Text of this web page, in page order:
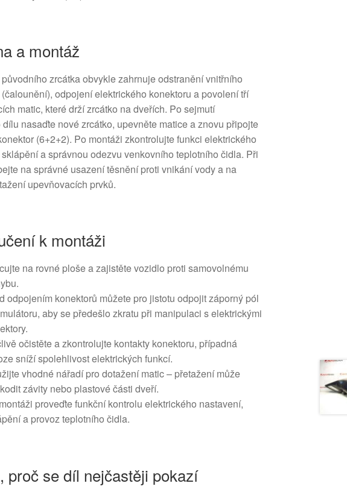
a montáž
zrcátka obvykle zahrnuje odstranění vnitřního
odpojení elektrického konektoru a povolení tří
matic, které drží zrcátko na dveřích. Po sejmutí
nasaďte nové zrcátko, upevněte matice a znovu připojte
(6+2+2). Po montáži zkontrolujte funkci elektrického
a správnou odezvu venkovního teplotního čidla. Při
na správné usazení těsnění proti vnikání vody a na
upevňovacích prvků.
k montáži
na rovné ploše a zajistěte vozidlo proti samovolnému
odpojením konektorů můžete pro jistotu odpojit záporný pól
aby se předešlo zkratu při manipulaci s elektrickými
očistěte a zkontrolujte kontakty konektoru, případná
sníží spolehlivost elektrických funkcí.
vhodné nářadí pro dotažení matic – přetažení může
závity nebo plastové části dveří.
proveďte funkční kontrolu elektrického nastavení,
a provoz teplotního čidla.
proč se díl nejčastěji pokazí